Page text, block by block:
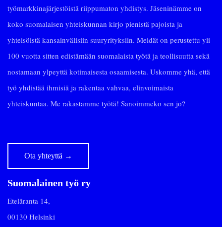
työmarkkinajärjestöistä riippumaton yhdistys. Jäseninämme on
koko suomalaisen yhteiskunnan kirjo pienistä pajoista ja
yhteisöistä kansainvälisiin suuryrityksiin. Meidät on perustettu yli
100 vuotta sitten edistämään suomalaista työtä ja teollisuutta sekä
nostamaan ylpeyttä kotimaisesta osaamisesta. Uskomme yhä, että
työ yhdistää ihmisiä ja rakentaa vahvaa, elinvoimaista
yhteiskuntaa. Me rakastamme työtä! Sanoimmeko sen jo?
Ota yhteyttä →
Suomalainen työ ry
Eteläranta 14,
00130 Helsinki